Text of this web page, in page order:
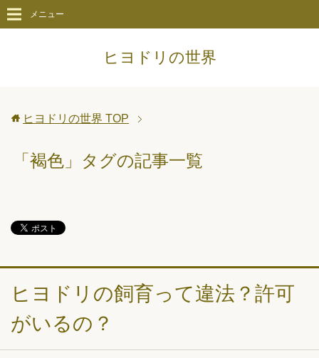
ヒヨドリの世界
メニュー
ヒヨドリの世界 TOP
「褐色」タグの記事一覧
ヒヨドリの飼育って違法？許可
がいるの？